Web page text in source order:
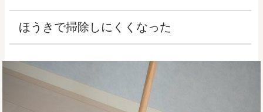
ほうきで掃除しにくくなった